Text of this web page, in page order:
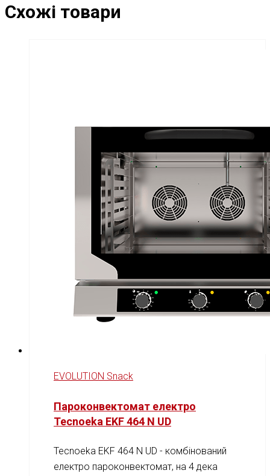
Схожі товари
EVOLUTION Snack
Пароконвектомат електро
Tecnoeka EKF 464 N UD
Tecnoeka EKF 464 N UD - комбінований
електро пароконвектомат, на 4 дека